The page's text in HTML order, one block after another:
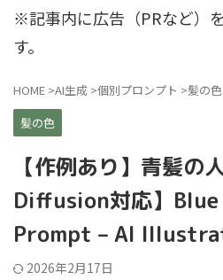
※記事内に広告（PRなど）
す。
HOME >AI生成 >個別プロンプト >髪の色
髪の色
【作例あり】青髪
Diffusion対応】
Prompt – AI
2026年2月17日